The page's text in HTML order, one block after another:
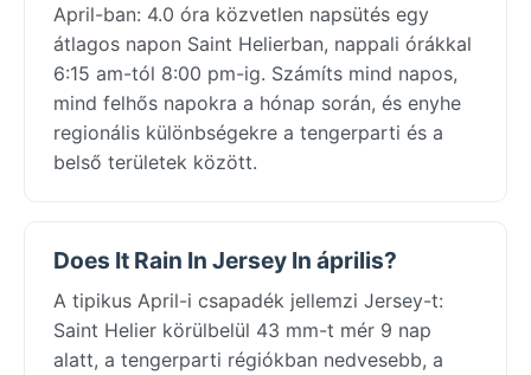
April-ban: 4.0 óra közvetlen napsütés egy
átlagos napon Saint Helierban, nappali órákkal
6:15 am-tól 8:00 pm-ig. Számíts mind napos,
mind felhős napokra a hónap során, és enyhe
regionális különbségekre a tengerparti és a
belső területek között.
Does It Rain In Jersey In április?
A tipikus April-i csapadék jellemzi Jersey-t:
Saint Helier körülbelül 43 mm-t mér 9 nap
alatt, a tengerparti régiókban nedvesebb, a